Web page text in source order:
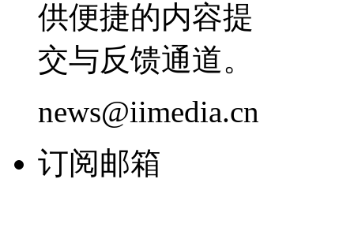
供便捷的内容提
交与反馈通道。
news@iimedia.cn
订阅邮箱